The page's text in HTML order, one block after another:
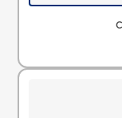
Rua Jose de
09030580 •